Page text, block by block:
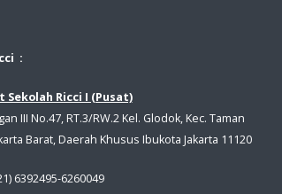
:
Ricci I (Pusat)
III No.47, RT.3/RW.2 Kel. Glodok, Kec. Taman
Barat, Daerah Khusus Ibukota Jakarta 11120
6392495-6260049